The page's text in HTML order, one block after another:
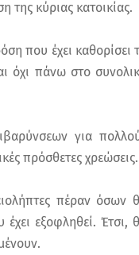
της κύριας κατοικίας.
που έχει καθορίσει
όχι πάνω στο
για
πρόσθετες χρεώσεις.
πέραν όσων
εξοφληθεί. Έτσι,